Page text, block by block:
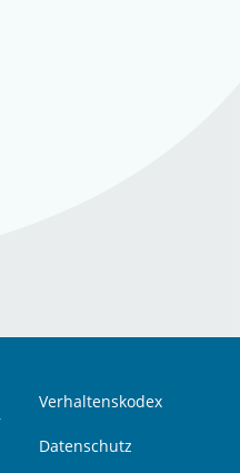
Fußzeile
Verhaltenskodex
Datenschutz